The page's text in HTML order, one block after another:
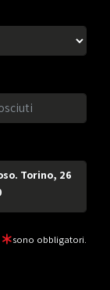
Torino, 26
sono obbligatori.